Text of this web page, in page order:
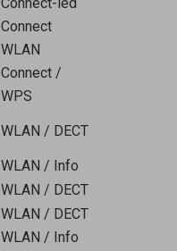
Connect-led
Connect
WLAN
Connect /
WPS
WLAN / DECT
WLAN / Info
WLAN / DECT
WLAN / DECT
WLAN / Info